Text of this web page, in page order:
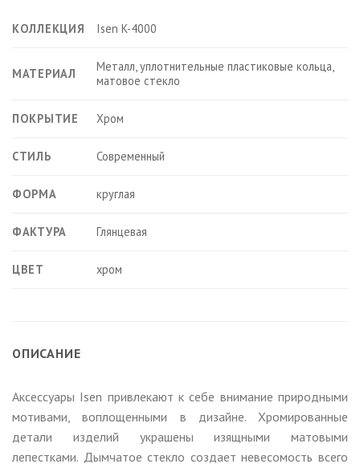
КОЛЛЕКЦИЯ Isen K-4000
МАТЕРИАЛ
Металл, уплотнительные пластиковые кольца,
матовое стекло
ПОКРЫТИЕ Хром
СТИЛЬ Современный
ФОРМА круглая
ФАКТУРА Глянцевая
ЦВЕТ хром
ОПИСАНИЕ
Аксессуары Isen привлекают к себе внимание природными
мотивами, воплощенными в дизайне. Хромированные
детали изделий украшены изящными матовыми
лепестками. Дымчатое стекло создает невесомость всего